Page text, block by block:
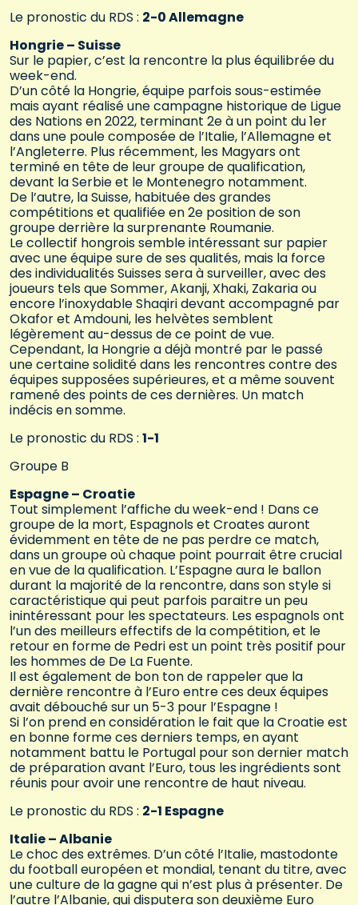
Le pronostic du RDS : 2-0 Allemagne
Hongrie – Suisse
Sur le papier, c’est la rencontre la plus équilibrée du
week-end.
D’un côté la Hongrie, équipe parfois sous-estimée
mais ayant réalisé une campagne historique de Ligue
des Nations en 2022, terminant 2e à un point du 1er
dans une poule composée de l’Italie, l’Allemagne et
l’Angleterre. Plus récemment, les Magyars ont
terminé en tête de leur groupe de qualification,
devant la Serbie et le Montenegro notamment.
De l’autre, la Suisse, habituée des grandes
compétitions et qualifiée en 2e position de son
groupe derrière la surprenante Roumanie.
Le collectif hongrois semble intéressant sur papier
avec une équipe sure de ses qualités, mais la force
des individualités Suisses sera à surveiller, avec des
joueurs tels que Sommer, Akanji, Xhaki, Zakaria ou
encore l’inoxydable Shaqiri devant accompagné par
Okafor et Amdouni, les helvètes semblent
légèrement au-dessus de ce point de vue.
Cependant, la Hongrie a déjà montré par le passé
une certaine solidité dans les rencontres contre des
équipes supposées supérieures, et a même souvent
ramené des points de ces dernières. Un match
indécis en somme.
Le pronostic du RDS : 1-1
Groupe B
Espagne – Croatie
Tout simplement l’affiche du week-end ! Dans ce
groupe de la mort, Espagnols et Croates auront
évidemment en tête de ne pas perdre ce match,
dans un groupe où chaque point pourrait être crucial
en vue de la qualification. L’Espagne aura le ballon
durant la majorité de la rencontre, dans son style si
caractéristique qui peut parfois paraitre un peu
inintéressant pour les spectateurs. Les espagnols ont
l’un des meilleurs effectifs de la compétition, et le
retour en forme de Pedri est un point très positif pour
les hommes de De La Fuente.
Il est également de bon ton de rappeler que la
dernière rencontre à l’Euro entre ces deux équipes
avait débouché sur un 5-3 pour l’Espagne !
Si l’on prend en considération le fait que la Croatie est
en bonne forme ces derniers temps, en ayant
notamment battu le Portugal pour son dernier match
de préparation avant l’Euro, tous les ingrédients sont
réunis pour avoir une rencontre de haut niveau.
Le pronostic du RDS : 2-1 Espagne
Italie – Albanie
Le choc des extrêmes. D’un côté l’Italie, mastodonte
du football européen et mondial, tenant du titre, avec
une culture de la gagne qui n’est plus à présenter. De
l’autre l’Albanie, qui disputera son deuxième Euro